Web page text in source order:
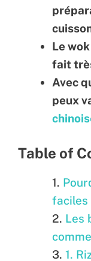
Le
fait
Avec
peux
Table of
faciles
Les
1.